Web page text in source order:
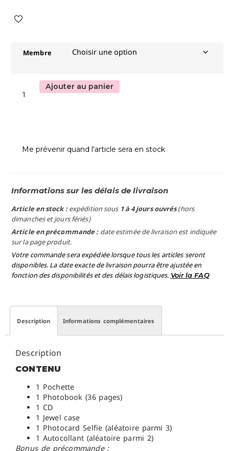
Membre
Ajouter au panier
Me prévenir quand l'article sera en stock
Informations sur les délais de livraison
Article en stock :expédition sous 1 à 4 jours ouvrés(hors
dimanches et jours fériés)
Article en précommande : date estimée de livraison est indiquée
sur la page produit.
Votre commande sera expédiée lorsque tous les articles seront
disponibles. La date exacte de livraison pourra être ajustée en
fonction des disponibilités et des délais logistiques. Voir la FAQ
Description Informations complémentaires
Description
CONTENU
1 Pochette
1 Photobook (36 pages)
1 CD
1 Jewel case
1 Photocard Selfie (aléatoire parmi 3)
1 Autocollant (aléatoire parmi 2)
Bonus de précommande :